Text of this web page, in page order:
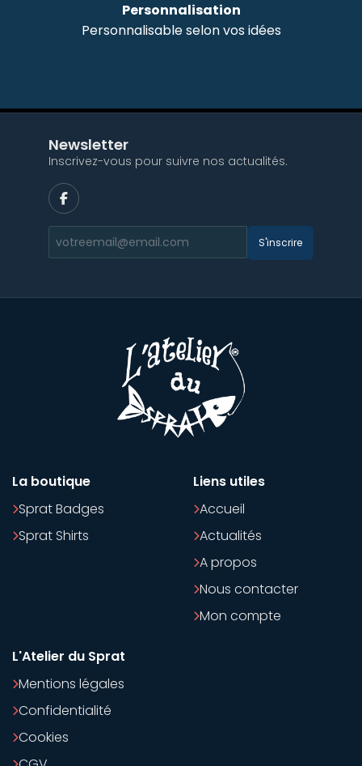
Personnalisation
Personnalisable selon vos idées
Newsletter
Inscrivez-vous pour suivre nos actualités.
S'inscrire
La boutique
Sprat Badges
Sprat Shirts
Liens utiles
Accueil
Actualités
A propos
Nous contacter
Mon compte
L'Atelier du Sprat
Mentions légales
Confidentialité
Cookies